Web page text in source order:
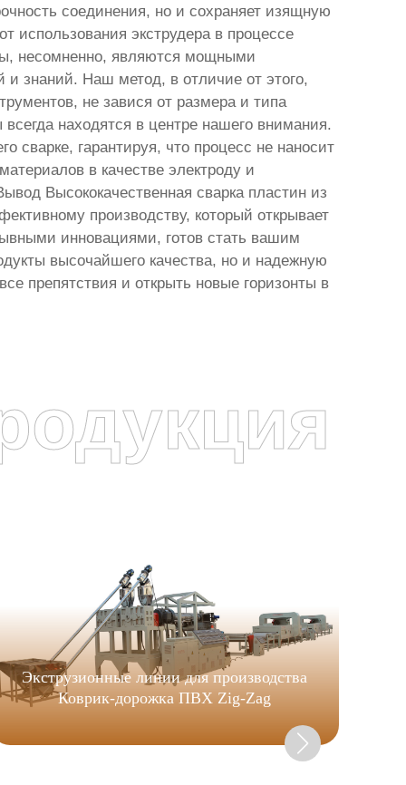
соединения, но и сохраняет изящную
использования экструдера в процессе
несомненно, являются мощными
и знаний. Наш метод, в отличие от этого,
не завися от размера и типа
находятся в центре нашего внимания.
гарантируя, что процесс не наносит
в качестве электроду и
Высококачественная сварка пластин из
производству, который открывает
инновациями, готов стать вашим
высочайшего качества, но и надежную
препятствия и открыть новые горизонты в
Экструзионные линии для производства
Коврик-дорожка ПВХ Zig-Zag